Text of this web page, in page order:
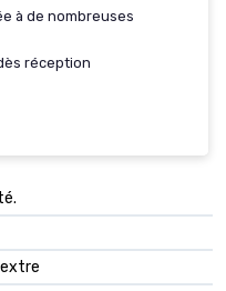
à de nombreuses
réception